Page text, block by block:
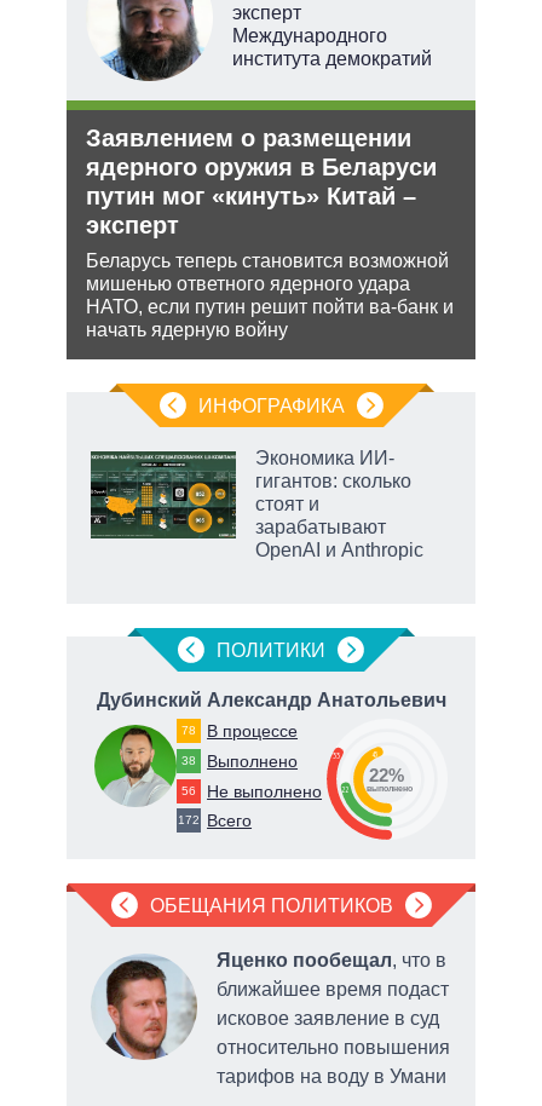
эксперт
Международного
института демократий
Заявлением о размещении
ядерного оружия в Беларуси
путин мог «кинуть» Китай –
эксперт
Беларусь теперь становится возможной
мишенью ответного ядерного удара
НАТО, если путин решит пойти ва-банк и
начать ядерную войну
ИНФОГРАФИКА
Экономика ИИ-
гигантов: сколько
стоят и
зарабатывают
OpenAI и Anthropic
ПОЛИТИКИ
Дубинский Александр Анатольевич
78 В процессе
38 Выполнено
56 Не выполнено
172 Всего
33
22
45
22%
выполнено
ОБЕЩАНИЯ ПОЛИТИКОВ
Яценко пообещал, что в
ближайшее время подаст
исковое заявление в суд
относительно повышения
тарифов на воду в Умани